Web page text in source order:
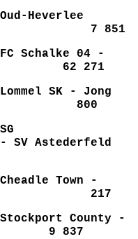
Heverlee
0:0 7 851
Schalke 04 -
62 271
SK - Jong
800
- SV Astederfeld
Town -
2:4 217
County -
9 837